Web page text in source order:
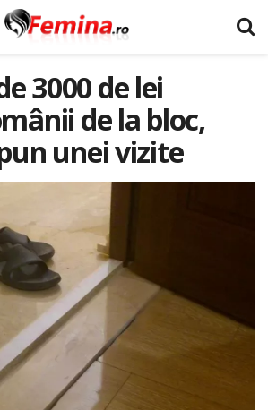
3000 de lei
de la bloc,
unei vizite